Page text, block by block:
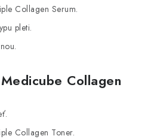
Collagen Serum.
pleti.
Collagen
Collagen Toner.